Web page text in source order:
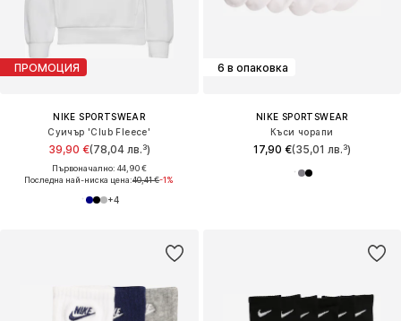
ПРОМОЦИЯ
NIKE SPORTSWEAR
Суичър 'Club Fleece'
39,90 €(78,04 лв.³)
Първоначално: 44,90 €
Последна най-ниска цена:40,41 €-1%
+4
6 в опаковка
NIKE SPORTSWEAR
Къси чорапи
17,90 €(35,01 лв.³)